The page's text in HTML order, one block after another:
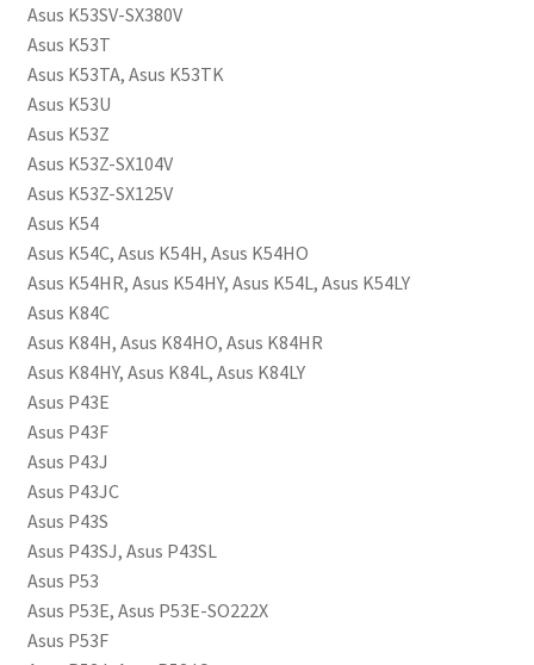
Asus K53SV-SX380V
Asus K53T
Asus K53TA, Asus K53TK
Asus K53U
Asus K53Z
Asus K53Z-SX104V
Asus K53Z-SX125V
Asus K54
Asus K54C, Asus K54H, Asus K54HO
Asus K54HR, Asus K54HY, Asus K54L, Asus K54LY
Asus K84C
Asus K84H, Asus K84HO, Asus K84HR
Asus K84HY, Asus K84L, Asus K84LY
Asus P43E
Asus P43F
Asus P43J
Asus P43JC
Asus P43S
Asus P43SJ, Asus P43SL
Asus P53
Asus P53E, Asus P53E-SO222X
Asus P53F